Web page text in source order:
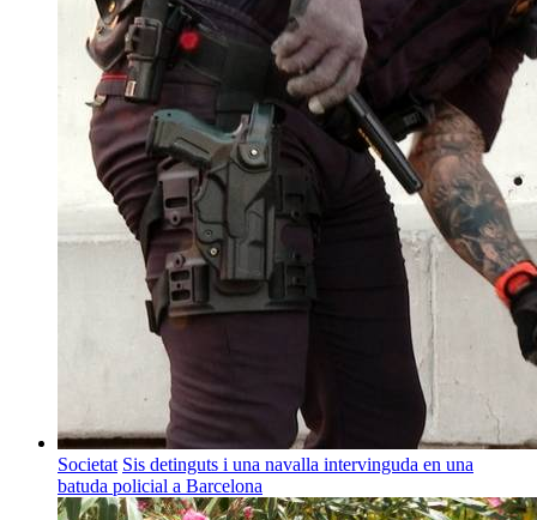
Societat Sis detinguts i una navalla intervinguda en una
batuda policial a Barcelona